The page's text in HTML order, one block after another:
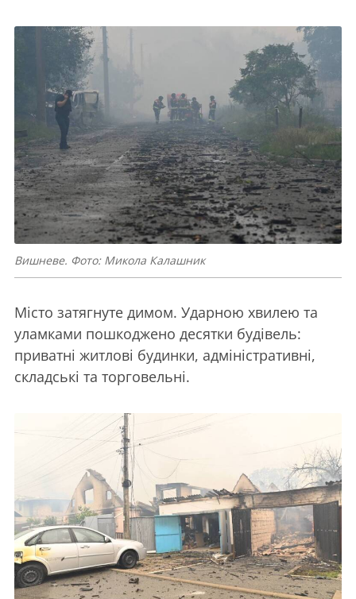
Вишневе. Фото: Микола Калашник
Місто затягнуте димом. Ударною хвилею та
уламками пошкоджено десятки будівель:
приватні житлові будинки, адміністративні,
складські та торговельні.